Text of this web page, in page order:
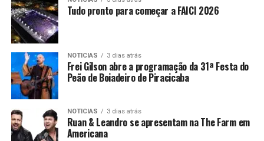
Tudo pronto para começar a FAICI 2026
NOTICIAS 3 dias atrás
Frei Gilson abre a programação da 31ª Festa do
Peão de Boiadeiro de Piracicaba
NOTICIAS 3 dias atrás
Ruan & Leandro se apresentam na The Farm em
Americana